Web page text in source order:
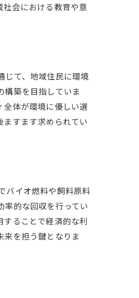
会における教育や意
じて、地域住民に環境
構築を目指していま
体が環境に優しい選
すます求められてい
バイオ燃料や飼料原料
率的な回収を行ってい
ることで経済的な利
を担う鍵となりま